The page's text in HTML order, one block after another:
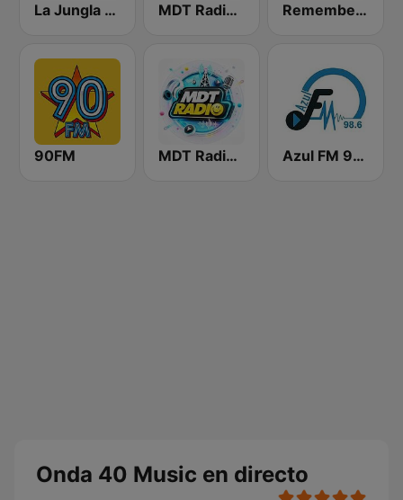
La Jungla Radio Valencia MDT Radio Murcia Remember Top Radio
90FM MDT Radio Valencia Azul FM 98.6 Región de Murcia
Onda 40 Music en directo